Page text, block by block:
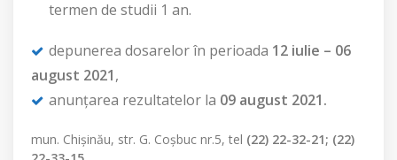
termen de studii 1 an.
depunerea dosarelor în perioada 12 iulie – 06
august 2021,
anunţarea rezultatelor la 09 august 2021.
mun. Chişinău, str. G. Coşbuc nr.5, tel (22) 22-32-21; (22)